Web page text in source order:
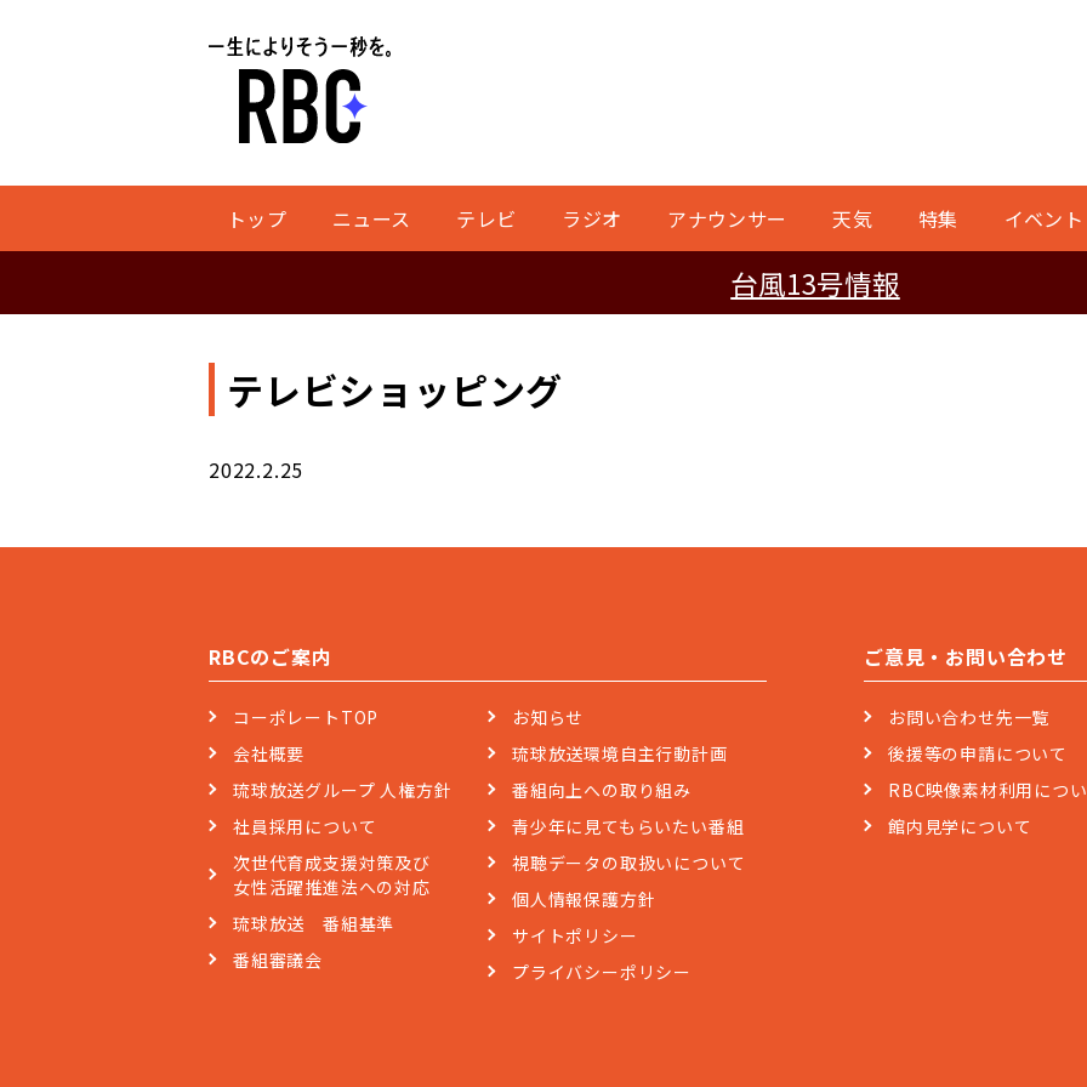
トップ ニュース テレビ ラジオ アナウンサー 天気 特集 イベント
台風13号情報
テレビショッピング
2022.2.25
RBCのご案内
コーポレートTOP
会社概要
琉球放送グループ 人権方針
社員採用について
次世代育成支援対策及び
女性活躍推進法への対応
琉球放送 番組基準
番組審議会
お知らせ
琉球放送環境自主行動計画
番組向上への取り組み
青少年に見てもらいたい番組
視聴データの取扱いについて
個人情報保護方針
サイトポリシー
プライバシーポリシー
ご意見・お問い合わせ
お問い合わせ先一覧
後援等の申請について
RBC映像素材利用につ
館内見学について